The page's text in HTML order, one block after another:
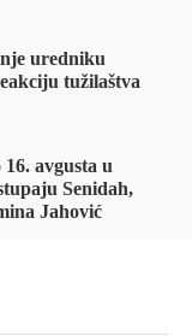
uredniku
tužilaštva
avgusta u
Senidah,
Jahović